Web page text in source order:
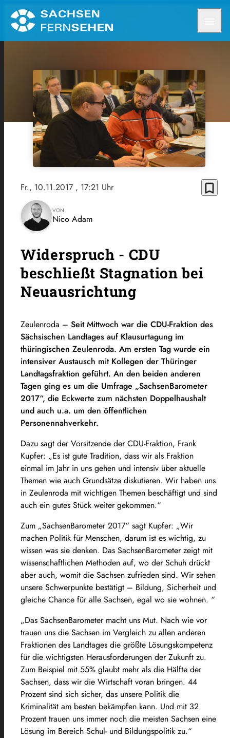
Fr., 10.11.2017 , 17:21 Uhr bookmark_border
VON
Nico Adam
Widerspruch - CDU
beschließt Stagnation bei
Neuausrichtung
Zeulenroda – Seit Mittwoch war die CDU-Fraktion des
Sächsischen Landtages auf Klausurtagung im
thüringischen Zeulenroda. Am ersten Tag wurde ein
intensiver Austausch mit Kollegen der Thüringer
Landtagsfraktion geführt. An den beiden anderen
Tagen ging es um die Umfrage „SachsenBarometer
2017“, die Eckwerte zum nächsten Doppelhaushalt
und auch u.a. um den öffentlichen
Personennahverkehr.
Dazu sagt der Vorsitzende der CDU-Fraktion, Frank
Kupfer: „Es ist gute Tradition, dass wir als Fraktion
einmal im Jahr in uns gehen und intensiv über aktuelle
Themen wie auch Grundsätze diskutieren. Wir haben uns
in Zeulenroda mit wichtigen Themen beschäftigt und sind
auch ein gutes Stück weiter gekommen.“
Zum „SachsenBarometer 2017“ sagt Kupfer: „Wir
machen Politik für Menschen, darum ist es wichtig, zu
wissen was sie denken. Das SachsenBarometer zeigt mit
wissenschaftlichen Methoden auf, wo der Schuh drückt
aber auch, womit die Sachsen zufrieden sind. Wir sehen
unsere Schwerpunkte bestätigt – Bildung, Sicherheit und
gleiche Chance für alle Sachsen, egal wo sie wohnen. “
„Das SachsenBarometer macht uns Mut. Nach wie vor
trauen uns die Sachsen im Vergleich zu allen anderen
Fraktionen des Landtages die größte Lösungskompetenz
für die wichtigsten Herausforderungen der Zukunft zu.
Zum Beispiel mit 55% glaubt mehr als die Hälfte der
Sachsen, dass wir die Wirtschaft voran bringen. 44
Prozent sind sich sicher, das unsere Politik die
Kriminalität am besten bekämpfen kann. Und mit 32
Prozent trauen uns immer noch die meisten Sachsen eine
Lösung im Bereich Schul- und Bildungspolitik zu.“